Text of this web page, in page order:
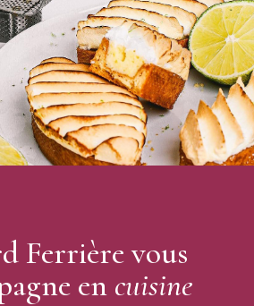
0,30%, Benzoate de sodium 0,02%
2,5 g / kg
poudre dans laquelle vous devrez
(instructions présentes sur le
Ferrière vous
en cuisine